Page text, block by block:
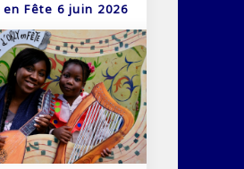
en Fête 6 juin 2026